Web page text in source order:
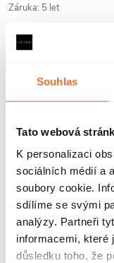
Souhlas
Tato webová
K personalizaci
sociálních médií a
soubory cookie.
sdílíme se svými
analýzy. Partneři
informacemi, které
důsledku toho, že
Záruka: 5 let
produktů:
CERANO -
Sprchové
zalamovací dveře
Volpe L/P - 6 mm
- černá matná,
Dostupné od